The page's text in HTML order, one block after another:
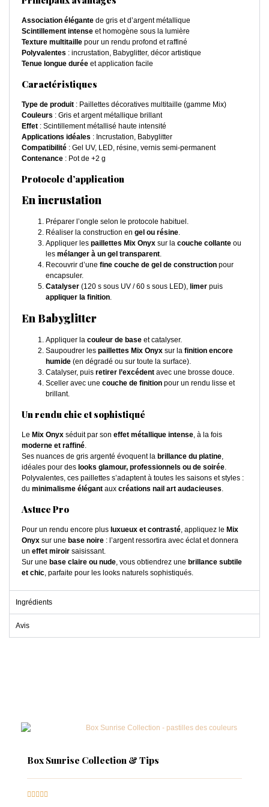
Association élégante de gris et d’argent métallique
Scintillement intense et homogène sous la lumière
Texture multitaille pour un rendu profond et raffiné
Polyvalentes : incrustation, Babyglitter, décor artistique
Tenue longue durée et application facile
Caractéristiques
Type de produit : Paillettes décoratives multitaille (gamme Mix)
Couleurs : Gris et argent métallique brillant
Effet : Scintillement métallisé haute intensité
Applications idéales : Incrustation, Babyglitter
Compatibilité : Gel UV, LED, résine, vernis semi-permanent
Contenance : Pot de +2 g
Protocole d’application
En incrustation
Préparer l’ongle selon le protocole habituel.
Réaliser la construction en gel ou résine.
Appliquer les paillettes Mix Onyx sur la couche collante ou
les mélanger à un gel transparent.
Recouvrir d’une fine couche de gel de construction pour
encapsuler.
Catalyser (120 s sous UV / 60 s sous LED), limer puis
appliquer la finition.
En Babyglitter
Appliquer la couleur de base et catalyser.
Saupoudrer les paillettes Mix Onyx sur la finition encore
humide (en dégradé ou sur toute la surface).
Catalyser, puis retirer l’excédent avec une brosse douce.
Sceller avec une couche de finition pour un rendu lisse et
brillant.
Un rendu chic et sophistiqué
Le Mix Onyx séduit par son effet métallique intense, à la fois
moderne et raffiné.
Ses nuances de gris argenté évoquent la brillance du platine,
idéales pour des looks glamour, professionnels ou de soirée.
Polyvalentes, ces paillettes s’adaptent à toutes les saisons et styles :
du minimalisme élégant aux créations nail art audacieuses.
Astuce Pro
Pour un rendu encore plus luxueux et contrasté, appliquez le Mix
Onyx sur une base noire : l’argent ressortira avec éclat et donnera
un effet miroir saisissant.
Sur une base claire ou nude, vous obtiendrez une brillance subtile
et chic, parfaite pour les looks naturels sophistiqués.
Ingrédients
Avis
Box Sunrise Collection & Tips
